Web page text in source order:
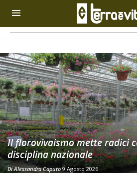
Il florovivaismo mette radici
disciplina nazionale
DiAlessandra Caputo 9 Agosto 2026